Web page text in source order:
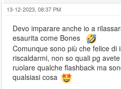
13-12-2023, 08:37 PM
Devo imparare anche io a
esaurita come Bones
Comunque sono più che felice di
riscaldarmi, non so quali pg
ruolare qualche flashback ma
qualsiasi cosa